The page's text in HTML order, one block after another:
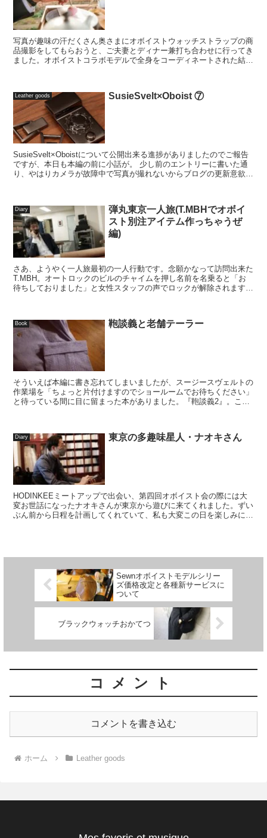
写真が趣味の汗だくさん奥さまにオボイストウォッチストラップの商
品撮影をしてもらおうと、ご夫妻とディナー兼打ち合わせに行ってき
ました。オボイストコラボモデルで全身をコーディネートされた結婚
Leather goods SusieSvelt×Oboist ⑦
SusieSvelt×Oboistについて公開出来る進捗がありましたのでご報告
ですが、本日も本編の前に小話が。 少し前のエントリーに書いた通
り、やはりカメラが故障中で写真が撮れないからブログの更新意欲は
Diary
弾丸東京一人旅(T.MBHでオボイ
スト別注アイテム作っちゃうぜ
編)
さあ、ようやく一人旅最初の一人行動です。念願かなって訪問出来た
T.MBH。オートロックのビルのチャイムを押し名前を名乗ると「お
待ちしておりました」と女性スタッフの声でロックが解除されます。
Book 鞄談義と老舗テーラー
そういえば本編に書き忘れてしまいましたが、スージースヴェルトの
作業場を「ちょっと片付けますのでショールームでお待ちください」
と待っている間に目に留まった本がありました。『鞄談義2』。こち
Diary 東京の多趣味星人・ナオキさん
HODINKEEミートアップで出会い、第四回オボイスト会の際には大
変お世話になったナオキさんが東京から遊びに来てくれました。ずい
ぶん前から日程を計画してくれていて、私も大変この日を楽しみにし
Sewnオボイストモデルシリー
ズ価格改定と各種新サービスに
ついて
ブラックウォッチおかてつ
コメント
コメントを書き込む
ホーム Leather goods